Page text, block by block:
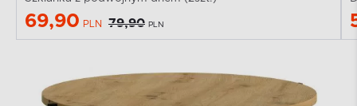
69,90 PLN 79,90 PLN